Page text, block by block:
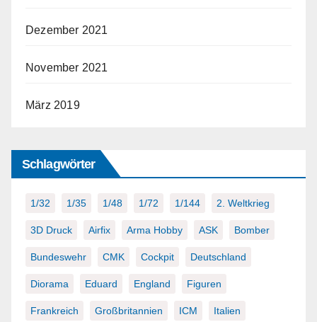
Dezember 2021
November 2021
März 2019
Schlagwörter
1/32 1/35 1/48 1/72 1/144 2. Weltkrieg
3D Druck Airfix Arma Hobby ASK Bomber
Bundeswehr CMK Cockpit Deutschland
Diorama Eduard England Figuren
Frankreich Großbritannien ICM Italien